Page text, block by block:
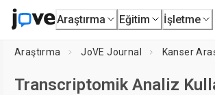
Araştırma Eğitim İşletme
Araştırma JoVE Journal Kanser
Transcriptomik Analiz